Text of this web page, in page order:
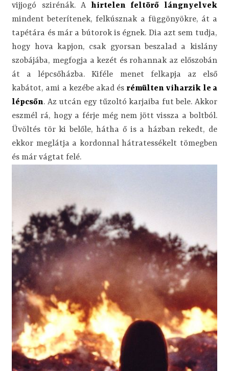
vijjogó szirénák. A hirtelen feltörő lángnyelvek
mindent beterítenek, felkúsznak a függönyökre, át a
tapétára és már a bútorok is égnek. Dia azt sem tudja,
hogy hova kapjon, csak gyorsan beszalad a kislány
szobájába, megfogja a kezét és rohannak az előszobán
át a lépcsőházba. Kiféle menet felkapja az első
kabátot, ami a kezébe akad és rémülten viharzik le a
lépcsőn. Az utcán egy tűzoltó karjaiba fut bele. Akkor
eszmél rá, hogy a férje még nem jött vissza a boltból.
Üvöltés tör ki belőle, hátha ő is a házban rekedt, de
ekkor meglátja a kordonnal hátratessékelt tömegben
és már vágtat felé.